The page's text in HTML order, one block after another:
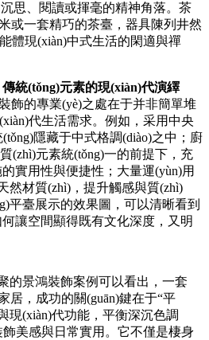
思、閱讀或揮毫的精神角落。茶
或一套精巧的茶臺，器具陳列井然
體現(xiàn)中式生活的閑適與禪
統(tǒng)元素的現(xiàn)代演繹
飾的專業(yè)之處在于并非簡單堆
代生活需求。例如，采用中央
隱藏于中式格調(diào)之中；廚
(zhì)元素統(tǒng)一的前提下，充
實用性與便捷性；大量運(yùn)用
然材質(zhì)，提升觸感與質(zhì)
平臺展示的效果圖，可以清晰看到
讓空間顯得既有文化深度，又明
的景鴻裝飾案例可以看出，一套
居，成功的關(guān)鍵在于“平
現(xiàn)代功能，平衡深沉色調
美感與日常實用。它不僅是棲身